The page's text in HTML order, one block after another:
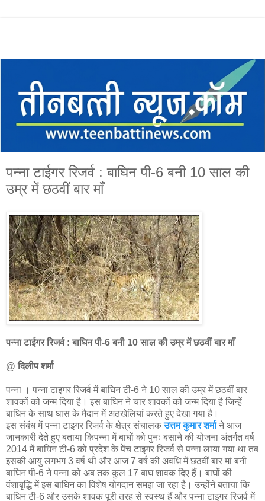
पन्ना टाईगर रिजर्व : बाघिन पी-6 बनी 10 साल की
उम्र में छठवीं बार माँ
पन्ना टाईगर रिजर्व : बाघिन पी-6 बनी 10 साल की उम्र में छठवीं बार माँ
@ दिलीप शर्मा
पन्ना । पन्ना टाइगर रिजर्व में बाघिन टी-6 ने 10 साल की उम्र में छठवीं बार
शावकों को जन्म दिया है। इस बाघिन ने चार शावकों को जन्म दिया है जिन्हें
बाघिन के साथ घास के मैदान में अठखेलियां करते हुए देखा गया है।
इस संबंध में पन्ना टाइगर रिजर्व के क्षेत्र संचालकउत्तम कुमार शर्माने आज
जानकारी देते हुए बताया किपन्ना में बाघों को पुनः बसाने की योजना अंतर्गत वर्ष
2014 में बाघिन टी-6 को प्रदेश के पेंच टाइगर रिजर्व से पन्ना लाया गया था तब
इसकी आयु लगभग 3 वर्ष थी और आज 7 वर्ष की अवधि में छठवीं बार मां बनी
बाघिन पी-6 ने पन्ना को अब तक कुल 17 बाघ शावक दिए हैं। बाघों की
वंशाबृद्धि में इस बाघिन का विशेष योगदान समझ जा रहा है। उन्होंने बताया कि
बाघिन टी-6 और उसके शावक पूरी तरह से स्वस्थ हैं और पन्ना टाइगर रिजर्व में